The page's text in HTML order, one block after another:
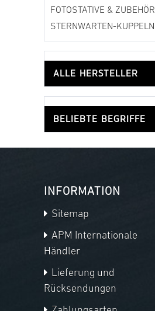
FOTOSTATIVE & ZUBEHÖR
STERNWARTEN-KUPPELN
ALLE HERSTELLER
BELIEBTE BEGRIFFE
INFORMATION
Sitemap
APM Internationale
Händler
Lieferung und
Rücksendungen